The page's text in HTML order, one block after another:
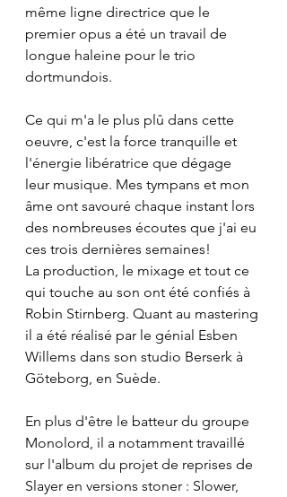
même ligne directrice que le
premier opus a été un travail de
longue haleine pour le trio
dortmundois.
Ce qui m'a le plus plû dans cette
oeuvre, c'est la force tranquille et
l'énergie libératrice que dégage
leur musique. Mes tympans et mon
âme ont savouré chaque instant lors
des nombreuses écoutes que j'ai eu
ces trois dernières semaines!
La production, le mixage et tout ce
qui touche au son ont été confiés à
Robin Stirnberg. Quant au mastering
il a été réalisé par le génial Esben
Willems dans son studio Berserk à
Göteborg, en Suède.
En plus d'être le batteur du groupe
Monolord, il a notamment travaillé
sur l'album du projet de reprises de
Slayer en versions stoner : Slower,